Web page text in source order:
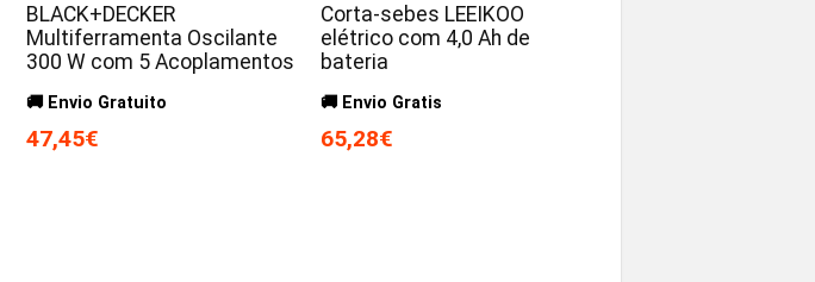
BLACK+DECKER
Multiferramenta Oscilante
300 W com 5 Acoplamentos
🚚 Envio Gratuito
47,45€
Corta-sebes LEEIKOO
elétrico com 4,0 Ah de
bateria
🚚 Envio Gratis
65,28€